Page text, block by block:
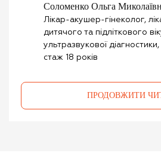
Соломенко Ольга
Лікар-акушер-гінеколог,
дитячого та підліткового
ультразвукової
стаж 18 років
ПРОДОВЖИТИ